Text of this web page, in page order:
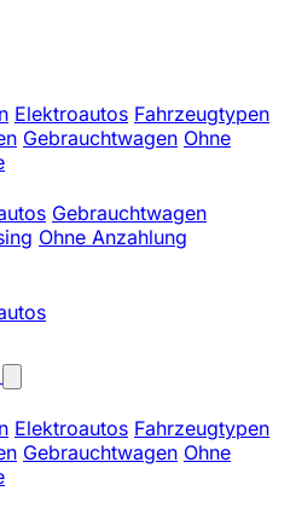
Elektroautos Fahrzeugtypen
Gebrauchtwagen Ohne
Gebrauchtwagen
Ohne Anzahlung
Elektroautos Fahrzeugtypen
Gebrauchtwagen Ohne